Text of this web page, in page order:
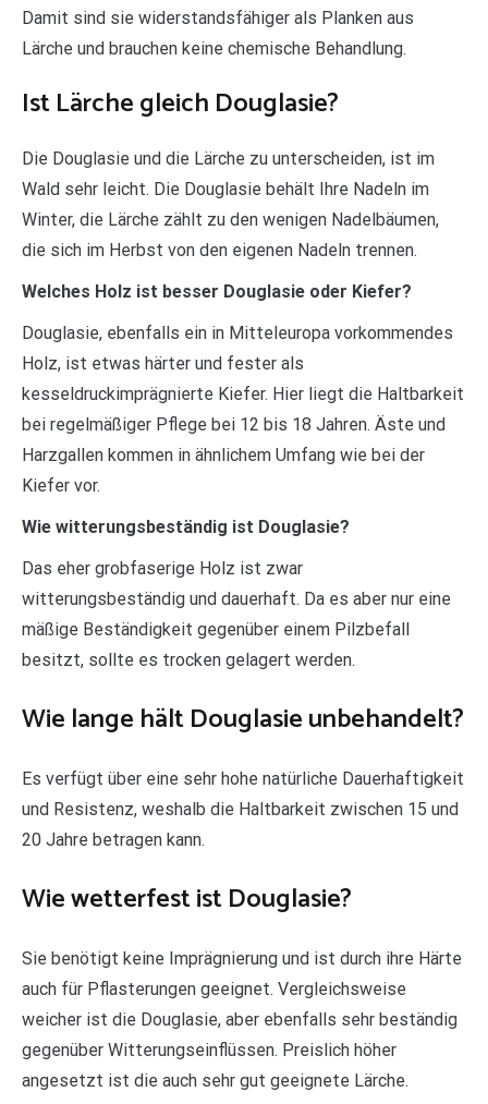
Damit sind sie widerstandsfähiger als Planken aus
Lärche und brauchen keine chemische Behandlung.
Ist Lärche gleich Douglasie?
Die Douglasie und die Lärche zu unterscheiden, ist im
Wald sehr leicht. Die Douglasie behält Ihre Nadeln im
Winter, die Lärche zählt zu den wenigen Nadelbäumen,
die sich im Herbst von den eigenen Nadeln trennen.
Welches Holz ist besser Douglasie oder Kiefer?
Douglasie, ebenfalls ein in Mitteleuropa vorkommendes
Holz, ist etwas härter und fester als
kesseldruckimprägnierte Kiefer. Hier liegt die Haltbarkeit
bei regelmäßiger Pflege bei 12 bis 18 Jahren. Äste und
Harzgallen kommen in ähnlichem Umfang wie bei der
Kiefer vor.
Wie witterungsbeständig ist Douglasie?
Das eher grobfaserige Holz ist zwar
witterungsbeständig und dauerhaft. Da es aber nur eine
mäßige Beständigkeit gegenüber einem Pilzbefall
besitzt, sollte es trocken gelagert werden.
Wie lange hält Douglasie unbehandelt?
Es verfügt über eine sehr hohe natürliche Dauerhaftigkeit
und Resistenz, weshalb die Haltbarkeit zwischen 15 und
20 Jahre betragen kann.
Wie wetterfest ist Douglasie?
Sie benötigt keine Imprägnierung und ist durch ihre Härte
auch für Pflasterungen geeignet. Vergleichsweise
weicher ist die Douglasie, aber ebenfalls sehr beständig
gegenüber Witterungseinflüssen. Preislich höher
angesetzt ist die auch sehr gut geeignete Lärche.